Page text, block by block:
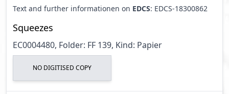
Text and further informationen on EDCS: EDCS-18300862
Squeezes
EC0004480, Folder: FF 139, Kind: Papier
NO DIGITISED COPY